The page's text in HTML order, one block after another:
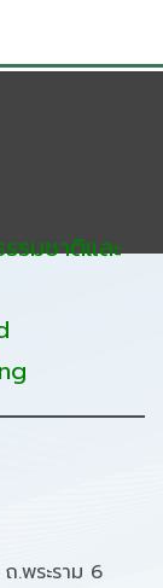
รมชาติและ
.พระราม 6